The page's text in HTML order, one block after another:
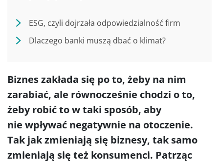
ESG, czyli dojrzała odpowiedzialność firm
Dlaczego banki muszą dbać o klimat?
Biznes zakłada się po to, żeby na nim
zarabiać, ale równocześnie chodzi o to,
żeby robić to w taki sposób, aby
nie wpływać negatywnie na otoczenie.
Tak jak zmieniają się biznesy, tak samo
zmieniają się też konsumenci. Patrząc